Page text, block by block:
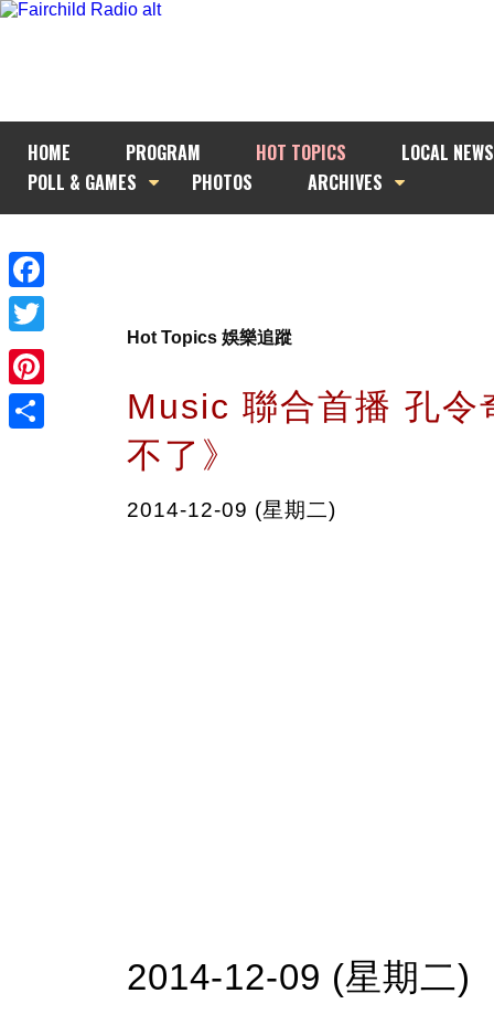
HOME PROGRAM HOT TOPICS
LOCAL NEWS
POLL & GAMES
PHOTOS ARCHIVES
Facebook
Twitter
Pinterest
Hot Topics 娛樂追蹤
Music 聯合首播 孔令
不了》
2014-12-09 (星期二)
2014-12-09 (星期二)